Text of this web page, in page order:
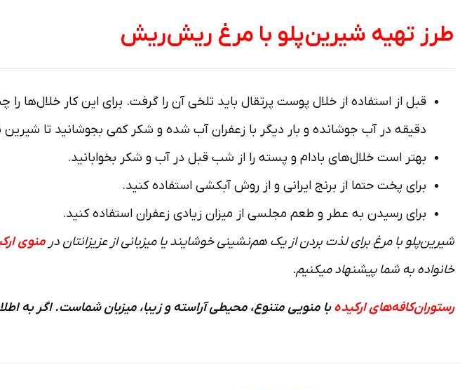
طرز تهیه شیرین‌پلو با مرغ ریش‌ریش
دقیقه در آب جوشانده و بار دیگر با زعفران آب شده و شکر کمی بجوشانید تا
بهتر است خلال­‌های بادام و پسته را از شب قبل در آب و شکر بخوابانید.
برای پخت حتما از برنج ایرانی و از روش آب­کشی استفاده کنید.
برای رسیدن به عطر و طعم مجلسی از میزان زیادی زعفران استفاده کنید.
شیرین‌پلو با مرغ برای لذت بردن از یک هم‌­نشینی خوشایند یا میزبانی از عزیزانتان در منوی
خانواده به شما پیشنهاد می­کنیم.
رستوران­‌کافه­‌های ارکیدهبا منویی متنوع، محیطی آراسته و زیبا، میزبان شماست. اگر به اطلاعات بیشتری